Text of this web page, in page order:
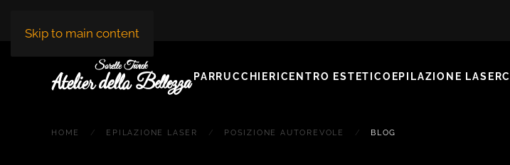
Skip to main content
PARRUCCHIERI CENTRO ESTETICO EPILAZIONE LASER
HOME EPILAZIONE LASER POSIZIONE AUTOREVOLE BLOG